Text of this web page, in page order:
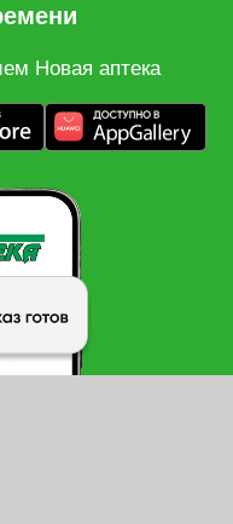
Новая аптека